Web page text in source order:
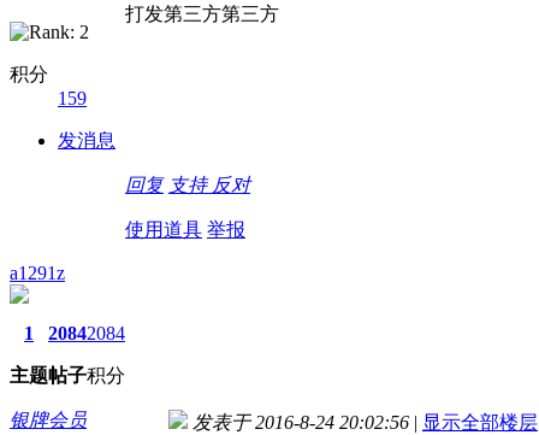
积分
159
发消息
打发第三方第三方
回复 支持 反对
使用道具 举报
a1291z
1
主题
2084
帖子
2084
积分
银牌会员 发表于 2016-8-24 20:02:56 | 显示全部楼层